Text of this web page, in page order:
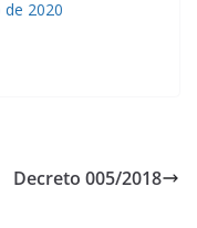
2020
Decreto 005/2018